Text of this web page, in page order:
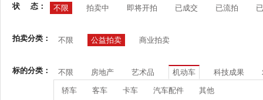
状 态： 不限 拍卖中 即将开拍 已成交 已流拍
拍卖分类： 不限 公益拍卖 商业拍卖
标的分类： 不限 房地产 艺术品 机动车 科技成果
轿车 客车 卡车 汽车配件 其他